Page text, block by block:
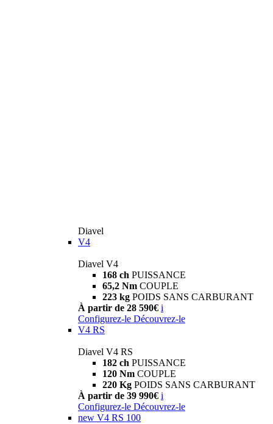
Diavel
V4
Diavel V4
168 ch PUISSANCE
65,2 Nm COUPLE
223 kg POIDS SANS CARBURANT
À partir de 28 590€ i
Configurez-le Découvrez-le
V4 RS
Diavel V4 RS
182 ch PUISSANCE
120 Nm COUPLE
220 Kg POIDS SANS CARBURANT
À partir de 39 990€ i
Configurez-le Découvrez-le
new V4 RS 100